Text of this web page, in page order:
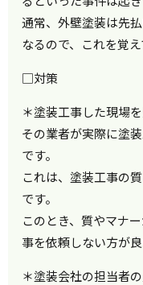
通常、外壁塗装は先
なるので、これを覚
□対策
＊塗装工事した現場
その業者が実際に塗
です。
これは、塗装工事の
です。
このとき、質やマナ
事を依頼しない方が良
＊塗装会社の担当者